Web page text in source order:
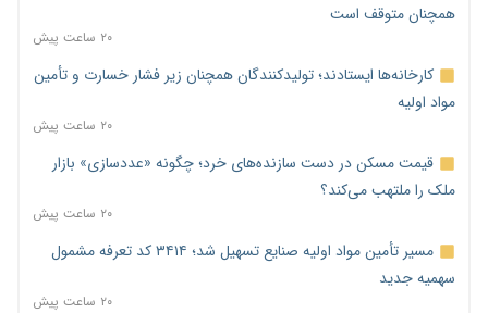
همچنان متوقف است
۲۰ ساعت پیش
کارخانه‌ها ایستادند؛ تولیدکنندگان همچنان زیر فشار خسارت و تأمین
مواد اولیه
۲۰ ساعت پیش
قیمت مسکن در دست سازنده‌های خرد؛ چگونه «عددسازی» بازار
ملک را ملتهب می‌کند؟
۲۰ ساعت پیش
مسیر تأمین مواد اولیه صنایع تسهیل شد؛ ۳۴۱۴ کد تعرفه مشمول
سهمیه جدید
۲۰ ساعت پیش